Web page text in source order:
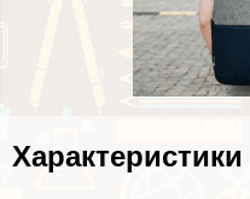
Хаpaктеристики